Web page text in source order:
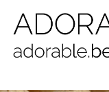
contenuto